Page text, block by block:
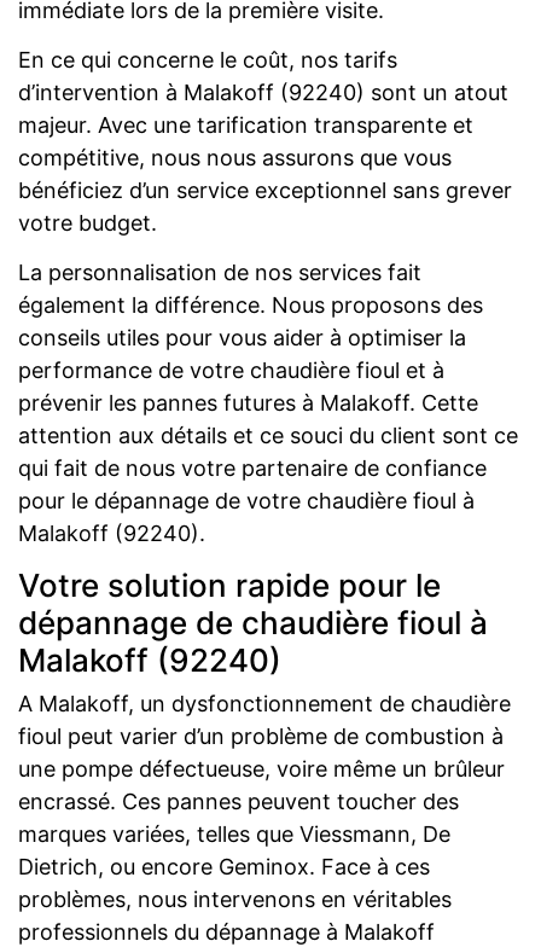
immédiate lors de la première visite.
En ce qui concerne le coût, nos tarifs
d’intervention à Malakoff (92240) sont un atout
majeur. Avec une tarification transparente et
compétitive, nous nous assurons que vous
bénéficiez d’un service exceptionnel sans grever
votre budget.
La personnalisation de nos services fait
également la différence. Nous proposons des
conseils utiles pour vous aider à optimiser la
performance de votre chaudière fioul et à
prévenir les pannes futures à Malakoff. Cette
attention aux détails et ce souci du client sont ce
qui fait de nous votre partenaire de confiance
pour le dépannage de votre chaudière fioul à
Malakoff (92240).
Votre solution rapide pour le
dépannage de chaudière fioul à
Malakoff (92240)
A Malakoff, un dysfonctionnement de chaudière
fioul peut varier d’un problème de combustion à
une pompe défectueuse, voire même un brûleur
encrassé. Ces pannes peuvent toucher des
marques variées, telles que Viessmann, De
Dietrich, ou encore Geminox. Face à ces
problèmes, nous intervenons en véritables
professionnels du dépannage à Malakoff